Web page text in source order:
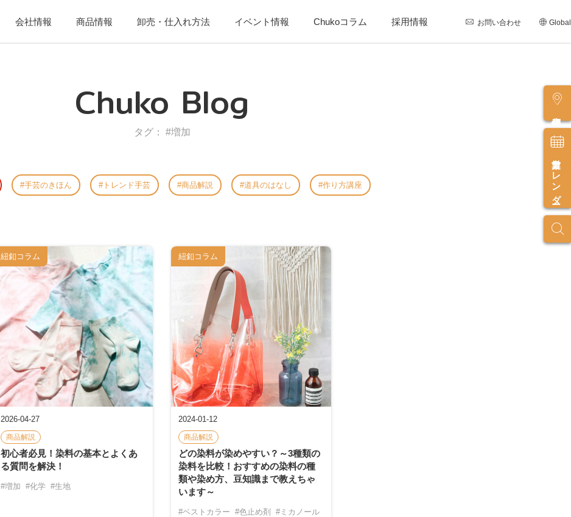
会社情報 商品情報 卸売・仕入れ方法 イベント情報 Chukoコラム 採用情報 お問い合わせ Global
営業カレンダー
Chuko Blog
タグ： #増加
手芸のきほん トレンド手芸 商品解説 道具のはなし 作り方講座
2026-04-27
商品解説
初心者必見！染料の基本とよくあ
る質問を解決！
#増加 #化学 #生地
紐釦コラム
2024-01-12
商品解説
どの染料が染めやすい？～3種類の
染料を比較！おすすめの染料の種
類や染め方、豆知識まで教えちゃ
います～
#ベストカラー #色止め剤 #ミカノール
紐釦コラム